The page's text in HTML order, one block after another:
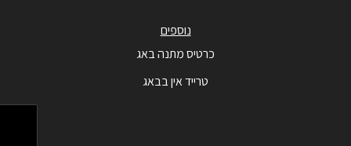
נוספים
כרטיס מתנה באג
טרייד אין בבאג